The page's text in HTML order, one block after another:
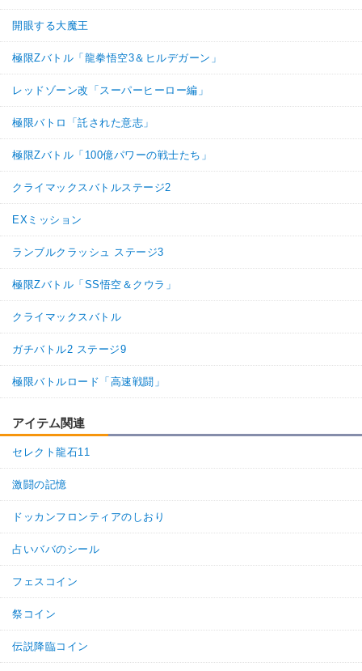
開眼する大魔王
極限Zバトル「龍拳悟空3＆ヒルデガーン」
レッドゾーン改「スーパーヒーロー編」
極限バトロ「託された意志」
極限Zバトル「100億パワーの戦士たち」
クライマックスバトルステージ2
EXミッション
ランブルクラッシュ ステージ3
極限Zバトル「SS悟空＆クウラ」
クライマックスバトル
ガチバトル2 ステージ9
極限バトルロード「高速戦闘」
アイテム関連
セレクト龍石11
激闘の記憶
ドッカンフロンティアのしおり
占いババのシール
フェスコイン
祭コイン
伝説降臨コイン